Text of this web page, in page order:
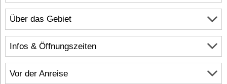
Über das Gebiet
Infos & Öffnungszeiten
Vor der Anreise